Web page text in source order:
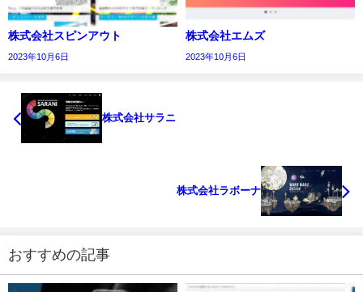
株式会社スピンアウト
2023年10月6日
株式会社エムズ
2023年10月6日
株式会社サラニ
株式会社ラボーナ
おすすめの記事